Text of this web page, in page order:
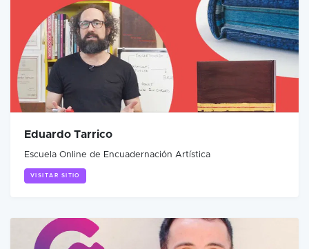
Eduardo Tarrico
Escuela Online de Encuadernación Artística
VISITAR SITIO